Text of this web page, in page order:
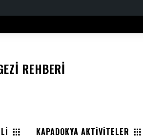
REHBERI
KAPADOKYA AKTIVITELER